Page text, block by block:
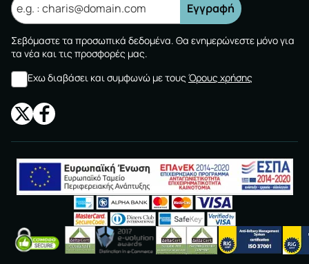
Εγγραφή
Σεβόμαστε τα προσωπικά δεδομένα. Θα ενημερώνεστε μόνο για
τα νέα και τις προσφορές μας.
Εχω διαβάσει και συμφωνώ με τους Όρους χρήσης